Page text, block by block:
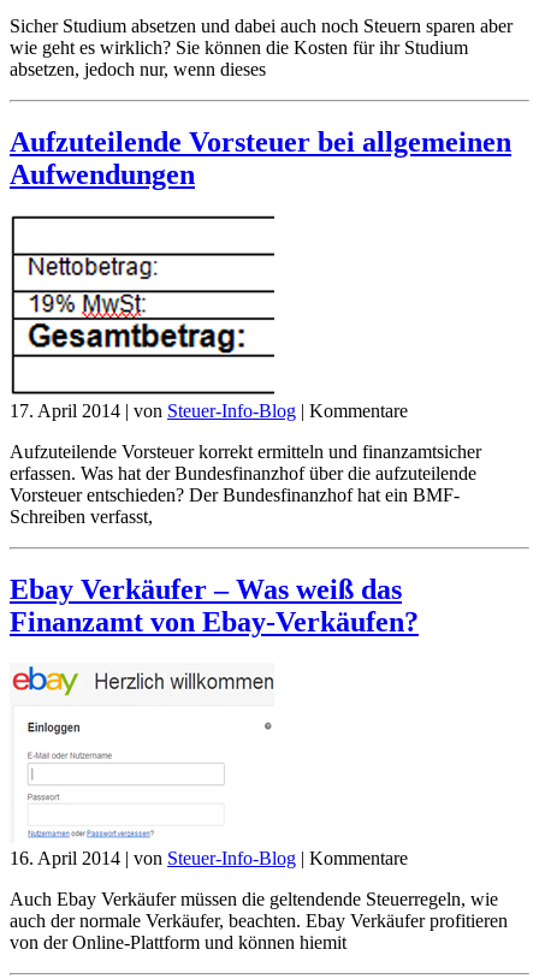
Sicher Studium absetzen und dabei auch noch Steuern sparen aber
wie geht es wirklich? Sie können die Kosten für ihr Studium
absetzen, jedoch nur, wenn dieses
Aufzuteilende Vorsteuer bei allgemeinen
Aufwendungen
17. April 2014 | von Steuer-Info-Blog | Kommentare
Aufzuteilende Vorsteuer korrekt ermitteln und finanzamtsicher
erfassen. Was hat der Bundesfinanzhof über die aufzuteilende
Vorsteuer entschieden? Der Bundesfinanzhof hat ein BMF-
Schreiben verfasst,
Ebay Verkäufer – Was weiß das
Finanzamt von Ebay-Verkäufen?
16. April 2014 | von Steuer-Info-Blog | Kommentare
Auch Ebay Verkäufer müssen die geltendende Steuerregeln, wie
auch der normale Verkäufer, beachten. Ebay Verkäufer profitieren
von der Online-Plattform und können hiemit